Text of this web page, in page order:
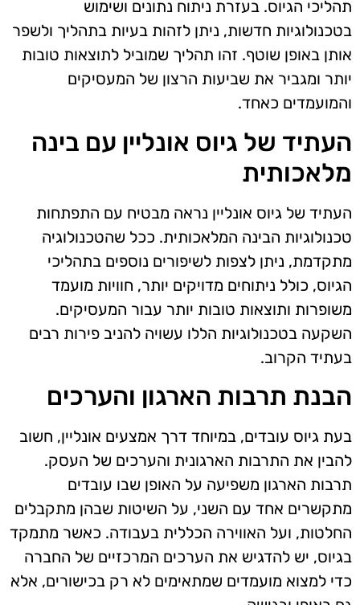
תהליכי הגיוס. בעזרת ניתוח נתונים ושימוש
בטכנולוגיות חדשות, ניתן לזהות בעיות בתהליך ולשפר
אותן באופן שוטף. זהו תהליך שמוביל לתוצאות טובות
יותר ומגביר את שביעות הרצון של המעסיקים
והמועמדים כאחד.
העתיד של גיוס אונליין עם בינה
מלאכותית
העתיד של גיוס אונליין נראה מבטיח עם התפתחות
טכנולוגיות הבינה המלאכותית. ככל שהטכנולוגיה
מתקדמת, ניתן לצפות לשיפורים נוספים בתהליכי
הגיוס, כולל ניתוחים מדויקים יותר, חוויות מועמד
משופרות ותוצאות טובות יותר עבור המעסיקים.
השקעה בטכנולוגיות הללו עשויה להניב פירות רבים
בעתיד הקרוב.
הבנת תרבות הארגון והערכים
בעת גיוס עובדים, במיוחד דרך אמצעים אונליין, חשוב
להבין את התרבות הארגונית והערכים של העסק.
תרבות הארגון משפיעה על האופן שבו עובדים
מתקשרים אחד עם השני, על השיטות שבהן מתקבלים
החלטות, ועל האווירה הכללית בעבודה. כאשר מתמקד
בגיוס, יש להדגיש את הערכים המרכזיים של החברה
כדי למצוא מועמדים שמתאימים לא רק בכישורים, אלא